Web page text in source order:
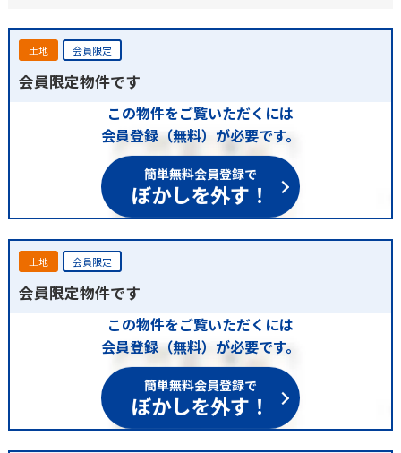
土地 会員限定
会員限定物件です
この物件をご覧いただくには
会員登録（無料）が必要です。
簡単無料会員登録で
ぼかしを外す！
土地 会員限定
会員限定物件です
この物件をご覧いただくには
会員登録（無料）が必要です。
簡単無料会員登録で
ぼかしを外す！